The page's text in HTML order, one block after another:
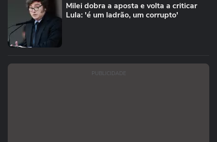
Milei dobra a aposta e volta a criticar
Lula: 'é um ladrão, um corrupto'
PUBLICIDADE